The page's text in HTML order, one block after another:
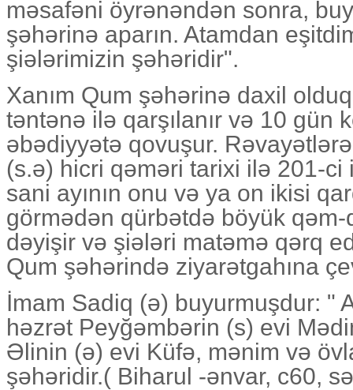
məsafəni öyrənəndən sonra,
şəhərinə aparın. Atamdan
şiələrimizin şəhəridir".
Xanım Qum şəhərinə daxil
təntənə ilə qarşılanır və 10 gün
əbədiyyətə qovuşur.
(s.ə) hicri qəməri tarixi ilə 201-
sani ayının onu və ya on ikisi
görmədən qürbətdə böyük qəm-
dəyişir və şiələri matəmə qərq
Qum şəhərində ziyarətgahına
İmam Sadiq (ə) buyurmuşdur: "
həzrət Peyğəmbərin (s) evi
Əlinin (ə) evi Küfə, mənim və
şəhəridir.( Biharul -ənvar, c60,